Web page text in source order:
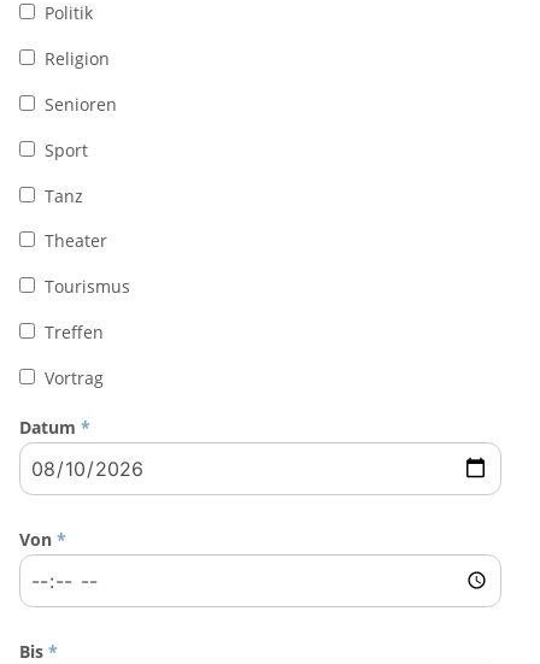
Politik
Religion
Senioren
Sport
Tanz
Theater
Tourismus
Treffen
Vortrag
Datum *
Von *
Bis *